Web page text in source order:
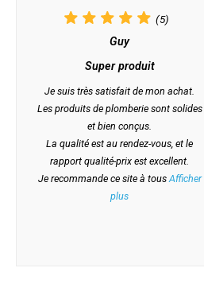
(5)
Guy
Super produit
Je suis très satisfait de mon achat.
Les produits de plomberie sont solides
et bien conçus.
La qualité est au rendez-vous, et le
rapport qualité-prix est excellent.
Je recommande ce site à tous Afficher
plus